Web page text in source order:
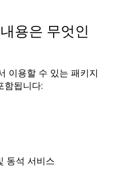
용은 무엇인
이용할 수 있는 패키지
함됩니다:
동석 서비스